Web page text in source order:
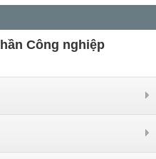
Công nghiệp